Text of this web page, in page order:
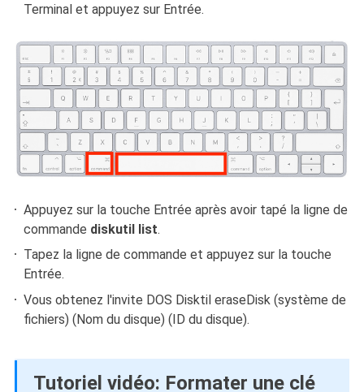
Terminal et appuyez sur Entrée.
Appuyez sur la touche Entrée après avoir tapé la ligne de
commande diskutil list.
Tapez la ligne de commande et appuyez sur la touche
Entrée.
Vous obtenez l'invite DOS Disktil eraseDisk (système de
fichiers) (Nom du disque) (ID du disque).
Tutoriel vidéo: Formater une clé